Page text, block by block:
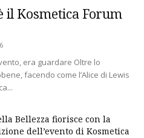
il Kosmetica Forum
era guardare Oltre lo
facendo come l’Alice di Lewis
Bellezza fiorisce con la
dell’evento di Kosmetica